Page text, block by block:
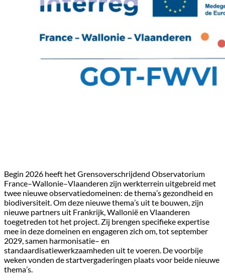
Begin 2026 heeft het Grensoverschrijdend Observatorium
France–Wallonie–Vlaanderen zijn werkterrein uitgebreid met
twee nieuwe observatiedomeinen: de thema’s gezondheid en
biodiversiteit. Om deze nieuwe thema’s uit te bouwen, zijn
nieuwe partners uit Frankrijk, Wallonië en Vlaanderen
toegetreden tot het project. Zij brengen specifieke expertise
mee in deze domeinen en engageren zich om, tot september
2029, samen harmonisatie– en
standaardisatiewerkzaamheden uit te voeren. De voorbije
weken vonden de startvergaderingen plaats voor beide nieuwe
thema’s.